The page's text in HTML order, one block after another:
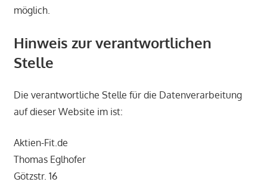
möglich.
Hinweis zur verantwortlichen
Stelle
Die verantwortliche Stelle für die Datenverarbeitung
auf dieser Website im ist:
Aktien-Fit.de
Thomas Eglhofer
Götzstr. 16